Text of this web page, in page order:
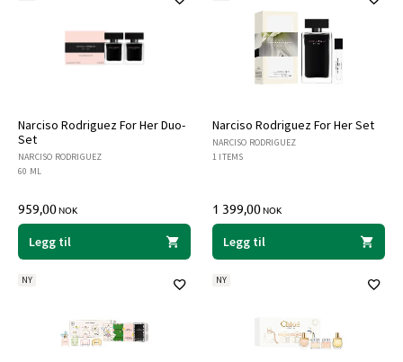
Narciso Rodriguez For Her Duo-
Set
NARCISO RODRIGUEZ
60 ML
959,00NOK
Legg til
Narciso Rodriguez For Her Set
NARCISO RODRIGUEZ
1 ITEMS
1 399,00NOK
Legg til
NY NY